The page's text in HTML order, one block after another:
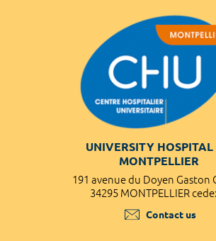
UNIVERSITY HOSPITAL
MONTPELLIER
191 avenue du Doyen Gaston
34295 MONTPELLIER
Contact us